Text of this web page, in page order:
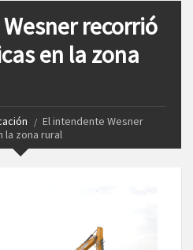
recorrió
en la zona
El intendente Wesner
zona rural